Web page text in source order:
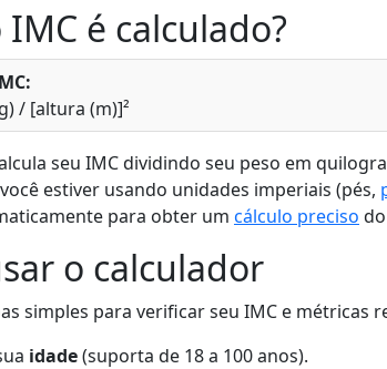
é calculado?
/ [altura (m)]²
seu IMC dividindo seu peso em
estiver usando unidades imperiais (pés,
para obter um cálculo preciso
o calculador
simples para verificar seu IMC e métricas
idade(suporta de 18 a 100 anos).